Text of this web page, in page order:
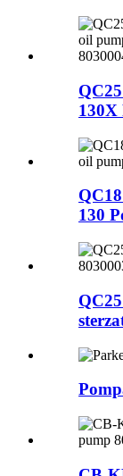
130X
130